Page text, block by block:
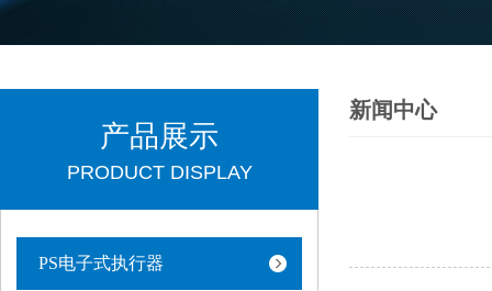
产品展示
PRODUCT DISPLAY
PS电子式执行器
新闻中心